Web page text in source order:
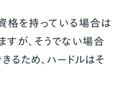
格を持っている場合は
すが、そうでない場合
ため、ハードルはそ